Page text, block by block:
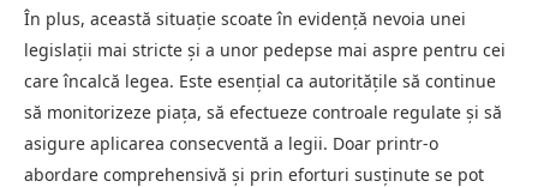
În plus, această situație scoate în evidență nevoia unei
legislații mai stricte și a unor pedepse mai aspre pentru cei
care încalcă legea. Este esențial ca autoritățile să continue
să monitorizeze piața, să efectueze controale regulate și să
asigure aplicarea consecventă a legii. Doar printr-o
abordare comprehensivă și prin eforturi susținute se pot